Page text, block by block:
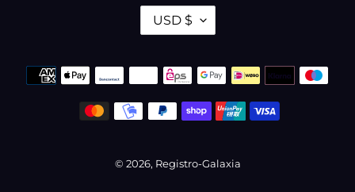
O
A
USD $
Métodos
de
pago
© 2026, Registro-Galaxia